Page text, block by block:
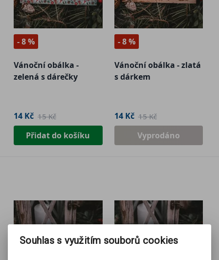
- 8 %
Vánoční obálka -
zelená s dárečky
14 Kč 15 Kč
Přidat do košíku
- 8 %
Vánoční obálka - zlatá
s dárkem
14 Kč 15 Kč
Vyprodáno
Souhlas s využitím souborů cookies